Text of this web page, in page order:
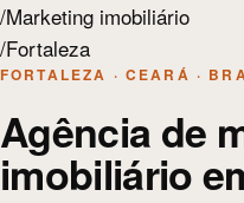
/Marketing imobiliário
/Fortaleza
FORTALEZA · CEARÁ ·
Agência de
imobiliário